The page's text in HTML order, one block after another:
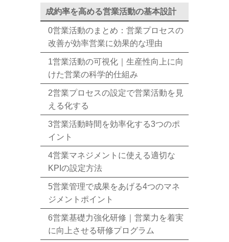
成約率を高める営業活動の基本設計
0営業活動のまとめ：営業プロセスの
改善が効率営業に効果的な理由
1営業活動の可視化｜生産性向上に向
けた営業の科学的仕組み
2営業プロセスの設定で営業活動を見
える化する
3営業活動時間を効率化する3つのポ
イント
4営業マネジメントに使える適切な
KPIの設定方法
5営業管理で成果をあげる4つのマネ
ジメントポイント
6営業基礎力強化研修｜営業力を着実
に向上させる研修プログラム